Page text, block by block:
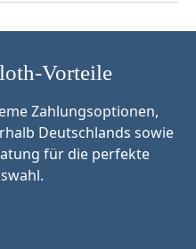
Vorteile
Zahlungsoptionen,
Deutschlands sowie
für die perfekte